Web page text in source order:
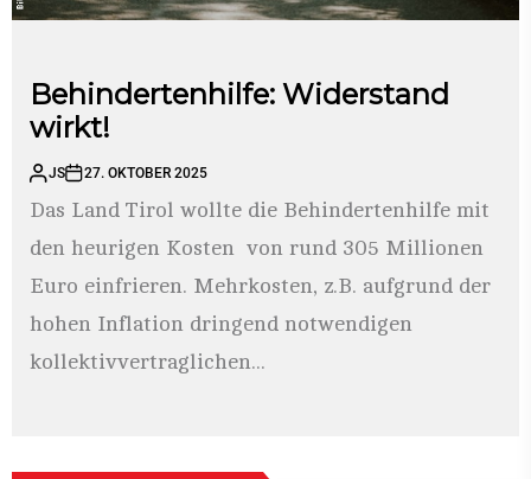
Behindertenhilfe: Widerstand
wirkt!
JS 27. OKTOBER 2025
Das Land Tirol wollte die Behindertenhilfe mit
den heurigen Kosten von rund 305 Millionen
Euro einfrieren. Mehrkosten, z.B. aufgrund der
hohen Inflation dringend notwendigen
kollektivvertraglichen...